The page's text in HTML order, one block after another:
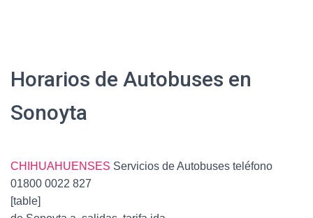
Horarios de Autobuses en
Sonoyta
CHIHUAHUENSES Servicios de Autobuses teléfono
01800 0022 827
[table]